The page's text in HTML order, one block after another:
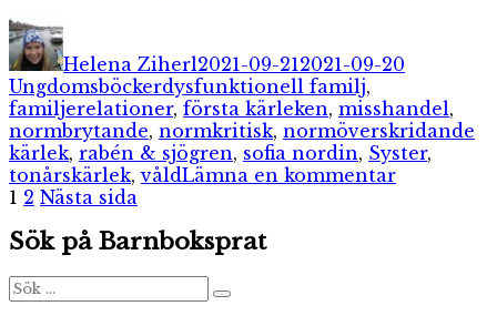
Författare
Helena Ziherl2021-09-212021-09-20
UngdomsböckerEtiketter
dysfunktionell familj,
familjerelationer, första kärleken, misshandel,
normbrytande, normkritisk, normöverskridande
kärlek, rabén & sjögren, sofia nordin, Syster,
tonårskärlek,våldLämna en kommentartill
Sidnumrering
för
inlägg
Sida
1 Sida
2 Nästa sida
Sök på Barnboksprat
Sök
efter:
Sök